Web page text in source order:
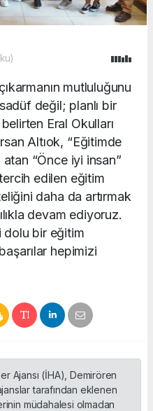
mutluluğunu
değil; planlı bir
Eral Okulları
Altıok, “Eğitimde
atan “Önce iyi insan”
edilen eğitim
daha da artırmak
devam ediyoruz.
dolu bir eğitim
hepimizi
Ajansı (İHA), Demirören
tarafından eklenen
müdahalesi olmadan